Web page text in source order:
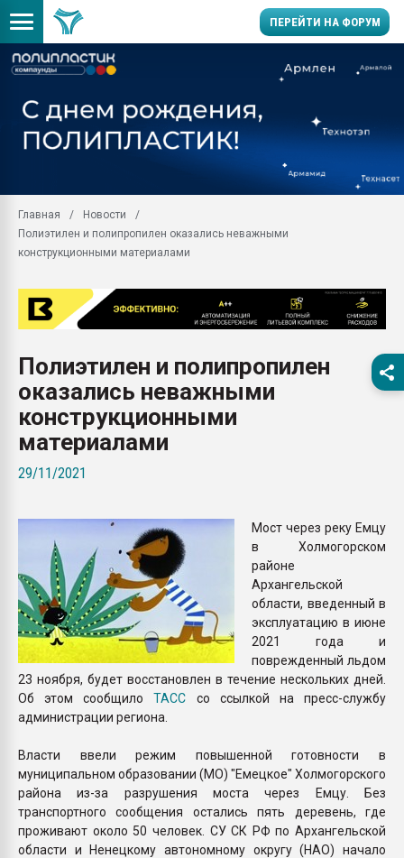
ПЕРЕЙТИ НА ФОРУМ
Вакуум-формовочные
28.07.2026
Всё, что касается
бутылок
вакуумного
Продам отходы
Главная
Новости
Полиэтилен и полипропилен оказались неважными
конструкционными материалами
Полиэтилен и полипропилен
оказались неважными
конструкционными
материалами
29/11/2021
Мост через реку Емцу
в Холмогорском
районе
Архангельской
области, введенный в
эксплуатацию в июне
2021 года и
поврежденный льдом
23 ноября, будет восстановлен в течение нескольких дней.
Об этом сообщилоТАСС со ссылкой на пресс-службу
администрации региона.
Власти ввели режим повышенной готовности в
муниципальном образовании (МО) "Емецкое" Холмогорского
района из-за разрушения моста через Емцу. Без
транспортного сообщения остались пять деревень, где
проживают около 50 человек. СУ СК РФ по Архангельской
области и Ненецкому автономному округу (НАО) начало